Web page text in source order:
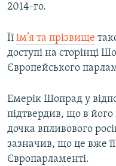
2014-го.
Її ім’я та прізвище
доступі на сторінці
Європейського
Емерік Шопрад у
підтвердив, що в
дочка впливового
зазначив, що це вже
Європарламенті.